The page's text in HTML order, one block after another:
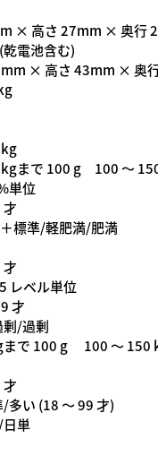
× 高さ 27mm × 奥行
電池含む)
× 高さ 43mm × 奥
kgまで 100 g 100 〜
単位
才
標準/軽肥満/肥満
レベル単位
才
/過剰
まで 100 g 100 〜 150
多い (18 〜 99 才)
単